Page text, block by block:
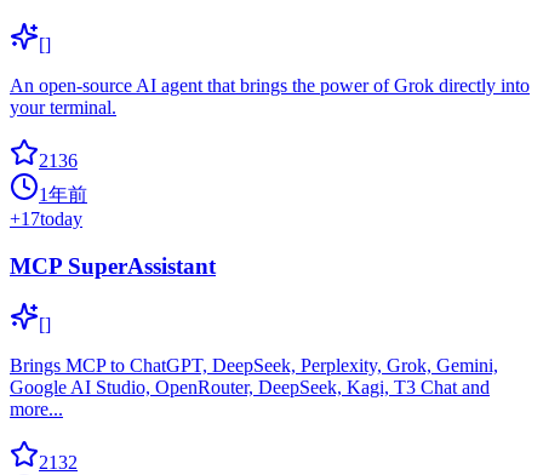
[]
An open-source AI agent that brings the power of Grok directly into
your terminal.
2136
1年前
+17today
MCP SuperAssistant
[]
Brings MCP to ChatGPT, DeepSeek, Perplexity, Grok, Gemini,
Google AI Studio, OpenRouter, DeepSeek, Kagi, T3 Chat and
more...
2132